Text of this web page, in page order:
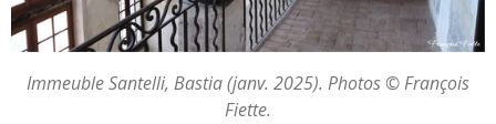
Immeuble Santelli, Bastia (janv. 2025). Photos © François
Fiette.